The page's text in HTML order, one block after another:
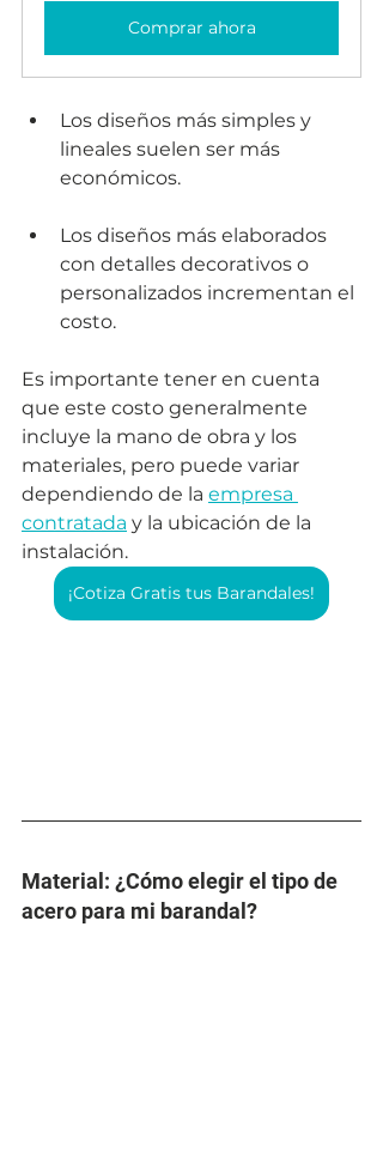
Comprar ahora
Los diseños más simples y
lineales suelen ser más
económicos.
Los diseños más elaborados
con detalles decorativos o
personalizados incrementan el
costo.
Es importante tener en cuenta
que este costo generalmente
incluye la mano de obra y los
materiales, pero puede variar
dependiendo de la empresa
contratada y la ubicación de la
instalación.
¡Cotiza Gratis tus Barandales!
Material: ¿Cómo elegir el tipo de
acero para mi barandal?